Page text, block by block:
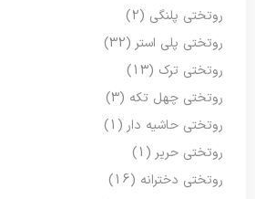
روتختی پلنگی (2)
روتختی پلی استر(32)
روتختی ترک (13)
روتختی چهل تکه (3)
روتختی حاشیه دار(1)
روتختی حریر(1)
روتختی دخترانه (16)